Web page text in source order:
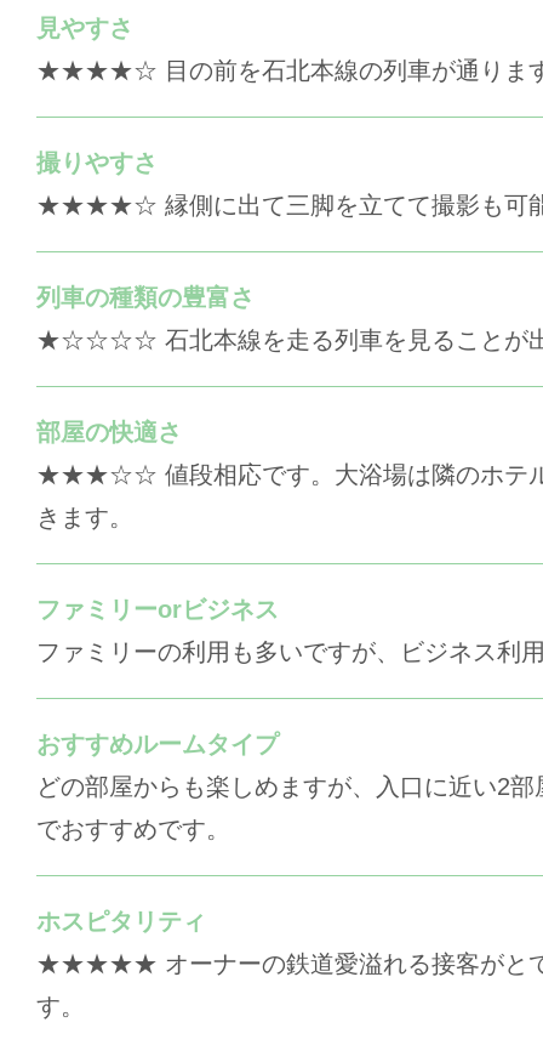
見やすさ
★★★★☆ 目の前を石北本線の列車が通りま
撮りやすさ
★★★★☆ 縁側に出て三脚を立てて撮影も可
列車の種類の豊富さ
★☆☆☆☆ 石北本線を走る列車を見ることが
部屋の快適さ
★★★☆☆ 値段相応です。大浴場は隣のホテ
きます。
ファミリーorビジネス
ファミリーの利用も多いですが、ビジネス利
おすすめルームタイプ
どの部屋からも楽しめますが、入口に近い2
でおすすめです。
ホスピタリティ
★★★★★ オーナーの鉄道愛溢れる接客がと
す。